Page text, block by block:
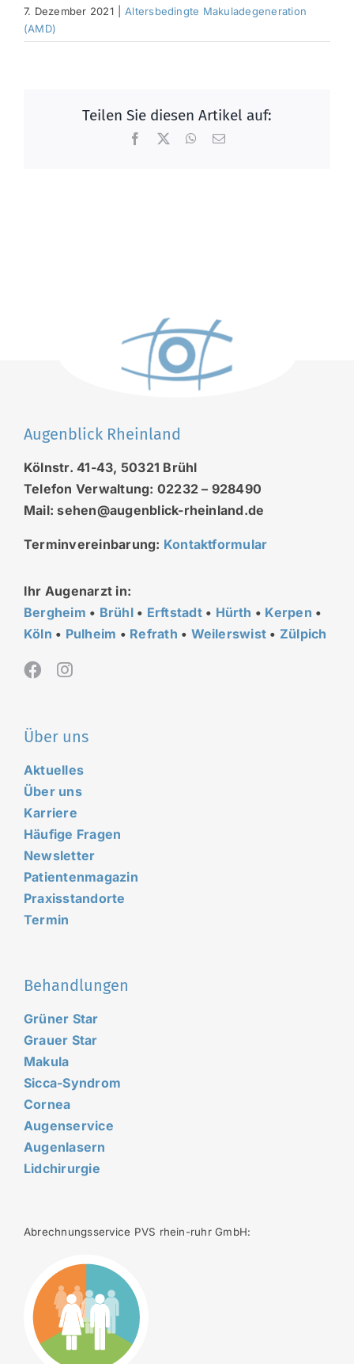
7. Dezember 2021
Altersbedingte Makuladegeneration
(AMD)
Teilen Sie diesen Artikel auf:
Facebook WhatsApp
E-
Augenblick Rheinland
Kölnstr. 41-43, 50321 Brühl
Telefon Verwaltung: 02232 – 928490
Mail: sehen@augenblick-rheinland.de
Terminvereinbarung: Kontaktformular
Ihr Augenarzt in:
Bergheim • Brühl • Erftstadt • Hürth • Kerpen •
Köln • Pulheim • Refrath • Weilerswist • Zülpich
Über uns
Aktuelles
Über uns
Karriere
Häufige Fragen
Newsletter
Patientenmagazin
Praxisstandorte
Termin
Behandlungen
Grüner Star
Grauer Star
Makula
Sicca-Syndrom
Cornea
Augenservice
Augenlasern
Lidchirurgie
Abrechnungsservice PVS rhein-ruhr GmbH: